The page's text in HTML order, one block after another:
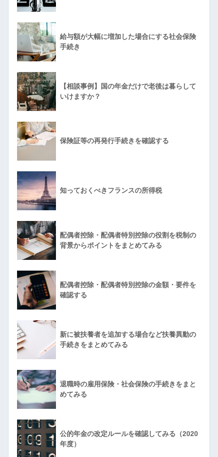
給与額が大幅に増加した場合にする社会保険
手続き
【相談事例】国の年金だけで老後は暮らして
いけますか？
保険証等の再発行手続きを確認する
知っておくべきフランスの所得税
配偶者控除・配偶者特別控除の役割を税制の
背景からポイントをまとめてみる
配偶者控除・配偶者特別控除の金額・要件を
確認する
新に被扶養者を追加する場合など扶養異動の
手続きをまとめてみる
退職時の雇用保険・社会保険の手続きをまと
めてみる
公的年金の改定ルールを確認してみる（2020
年度）